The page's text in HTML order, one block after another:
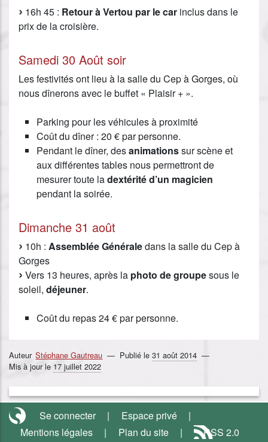
16h 45 : Retour à Vertou par le car inclus dans le
prix de la croisière.
Samedi 30 Août soir
Les festivités ont lieu à la salle du Cep à Gorges, où
nous dînerons avec le buffet « Plaisir + ».
Parking pour les véhicules à proximité
Coût du dîner : 20 € par personne.
Pendant le dîner, desanimationssur scène et
aux différentes tables nous permettront de
mesurer toute ladextérité d’un magicien
pendant la soirée.
Dimanche 31 août
10h : Assemblée Généraledans la salle du Cep à
Gorges
Vers 13 heures, après la photo de groupesous le
soleil, déjeuner.
Coût du repas 24 € par personne.
Auteur Stéphane Gautreau Publié le31 août 2014
Mis à jour le 17 juillet 2022
Se connecter
Espace privé
Mentions légales
Plan du site RSS 2.0